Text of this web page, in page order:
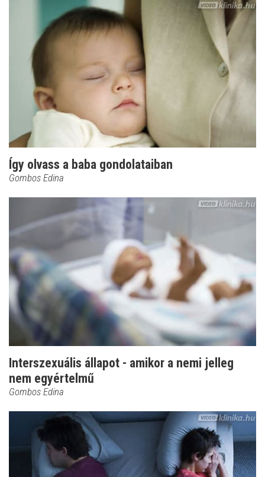
Így olvass a baba gondolataiban
Gombos Edina
Interszexuális állapot - amikor a nemi jelleg
nem egyértelmű
Gombos Edina